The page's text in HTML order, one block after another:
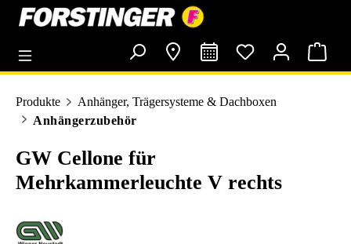
springen
Produkte
Anhänger, Trägersysteme & Dachboxen
Anhängerzubehör
GW Cellone für
Mehrkammerleuchte V rechts